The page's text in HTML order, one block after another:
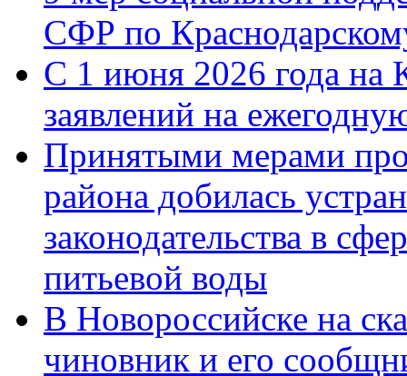
СФР по
С 1 июня 2026 года на
заявлений на
Принятыми мерами
района добилась
законодательства в
питьевой воды
В Новороссийске на
чиновник и его